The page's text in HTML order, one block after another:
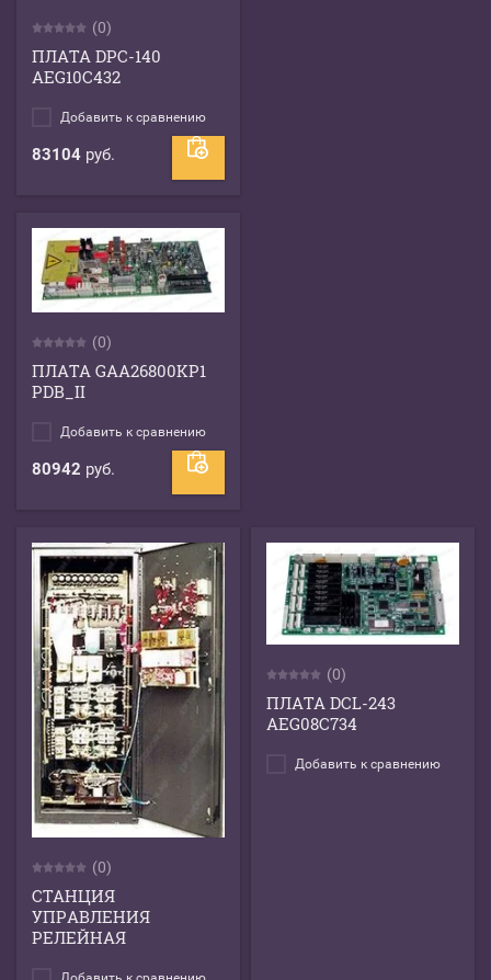
(0)
ПЛАТА DPC-140
AEG10C432
Добавить к сравнению
83104 руб.
(0)
ПЛАТА GAA26800KP1
PDB_II
Добавить к сравнению
80942 руб.
(0)
СТАНЦИЯ
УПРАВЛЕНИЯ
РЕЛЕЙНАЯ
(0)
ПЛАТА DCL-243
AEG08C734
Добавить к сравнению